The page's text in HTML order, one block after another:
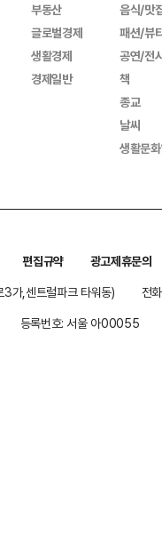
부동산
글로벌경제
생활경제
경제일반
음식/맛
패션/뷰
공연/전
책
종교
날씨
생활문
편집규약
광고제휴문의
가,센트럴파크 타워동)
전
등록번호: 서울 아00055